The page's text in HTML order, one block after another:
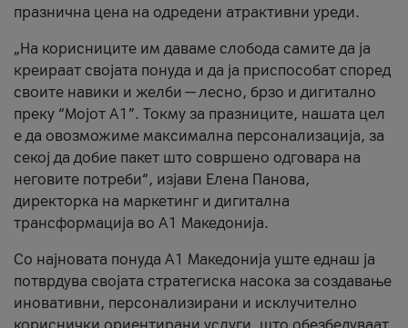
празнична цена на одредени атрактивни уреди.
„На корисниците им даваме слобода самите да ја
креираат својата понуда и да ја приспособат според
своите навики и желби — лесно, брзо и дигитално
преку “Мојот А1”. Токму за празниците, нашата цел
е да овозможиме максимална персонализација, за
секој да добие пакет што совршено одговара на
неговите потреби“, изјави Елена Панова,
директорка на маркетинг и дигитална
трансформација во А1 Македонија.
Со најновата понуда А1 Македонија уште еднаш ја
потврдува својата стратегиска насока за создавање
иновативни, персонализирани и исклучително